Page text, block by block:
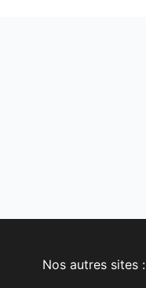
Nos autres sites :